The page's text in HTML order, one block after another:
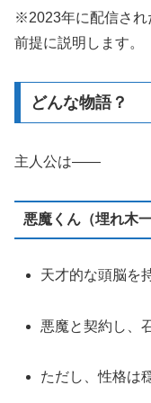
※2023年に配信され
前提に説明します。
どんな物語？
主人公は――
悪魔くん（埋れ木
天才的な頭脳を
悪魔と契約し、
ただし、性格は